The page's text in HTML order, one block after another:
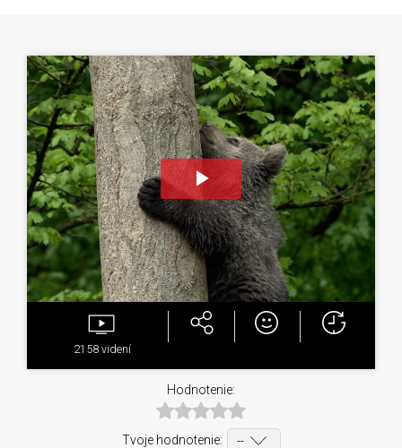
Play
Video
2158 videní
Hodnotenie:
Tvoje hodnotenie: